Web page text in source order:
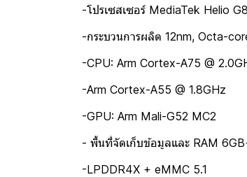
-โปรเซสเซอร์ MediaTek Helio
-กระบวนการผลิต 12nm, Octa-
-CPU: Arm Cortex-A75 @
-Arm Cortex-A55 @ 1.8GHz
-GPU: Arm Mali-G52 MC2
- พื้นที่จัดเก็บข้อมูลและ RAM
-LPDDR4X + eMMC 5.1